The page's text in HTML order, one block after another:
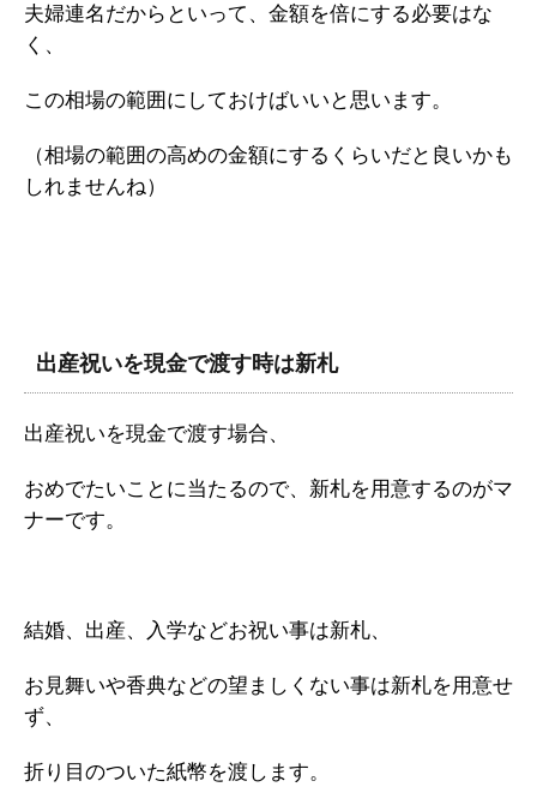
夫婦連名だからといって、金額を倍にする必要はな
く、
この相場の範囲にしておけばいいと思います。
（相場の範囲の高めの金額にするくらいだと良いかも
しれませんね）
出産祝いを現金で渡す時は新札
出産祝いを現金で渡す場合、
おめでたいことに当たるので、新札を用意するのがマ
ナーです。
結婚、出産、入学などお祝い事は新札、
お見舞いや香典などの望ましくない事は新札を用意せ
ず、
折り目のついた紙幣を渡します。